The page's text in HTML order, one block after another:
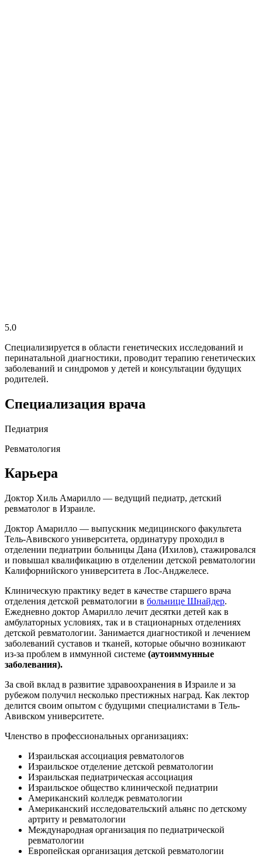
5.0
Специализируется в области генетических исследований и
перинатальной диагностики, проводит терапию генетических
заболеваний и синдромов у детей и консультации будущих
родителей.
Специализация врача
Педиатрия
Ревматология
Карьера
Доктор Хиль Амарилло — ведущий педиатр, детский
ревматолог в Израиле.
Доктор Амарилло — выпускник медицинского факультета
Тель-Авивского университета, ординатуру проходил в
отделении педиатрии больницы Дана (Ихилов), стажировался
и повышал квалификацию в отделении детской ревматологии
Калифорнийского университета в Лос-Анджелесе.
Клиническую практику ведет в качестве старшего врача
отделения детской ревматологии в больнице Шнайдер.
Ежедневно доктор Амарилло лечит десятки детей как в
амбулаторных условиях, так и в стационарных отделениях
детской ревматологии. Занимается диагностикой и лечением
заболеваний суставов и тканей, которые обычно возникают
из-за проблем в иммунной системе (аутоиммунные
заболевания).
За свой вклад в развитие здравоохранения в Израиле и за
рубежом получил несколько престижных наград. Как лектор
делится своим опытом с будущими специалистами в Тель-
Авивском университете.
Членство в профессиональных организациях:
Израильская ассоциация ревматологов
Израильское отделение детской ревматологии
Израильская педиатрическая ассоциация
Израильское общество клинической педиатрии
Американский колледж ревматологии
Американский исследовательский альянс по детскому
артриту и ревматологии
Международная организация по педиатрической
ревматологии
Европейская организация детской ревматологии